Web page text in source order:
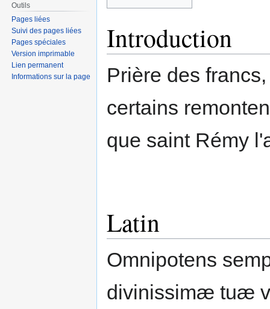
Introduction
Prière des
certains
que saint Rémy
Latin
Omnipotens
divinissimæ tuæ
Outils
Pages liées
Suivi des pages liées
Pages spéciales
Version imprimable
Lien permanent
Informations sur la page